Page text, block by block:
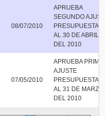
08/07/2010
APRUEBA
SEGUNDO
AL 30 DE ABRIL
DEL 2010
07/05/2010
APRUEBA
AJUSTE
AL 31 DE MARZO
DEL 2010